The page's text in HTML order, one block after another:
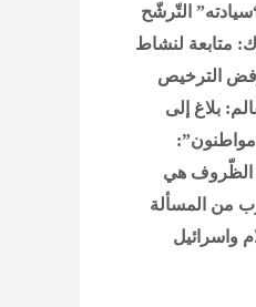
التّرشّح
متابعة لنشاط
الترخيص
بلاغ إلى
الظّروف هي
من المسألة
واسرائيل